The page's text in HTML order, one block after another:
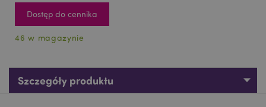
Dostęp do cennika
46 w magazynie
Szczegóły produktu